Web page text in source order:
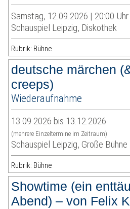
Samstag, 12.09.2026 | 20:00 Uhr
Schauspiel Leipzig, Diskothek
Rubrik: Bühne
deutsche märchen
creeps)
Wiederaufnahme
13.09.2026 bis 13.12.2026
(mehrere Einzeltermine im Zeitraum)
Schauspiel Leipzig, Große Bühne
Rubrik: Bühne
Showtime (ein
Abend) – von Felix